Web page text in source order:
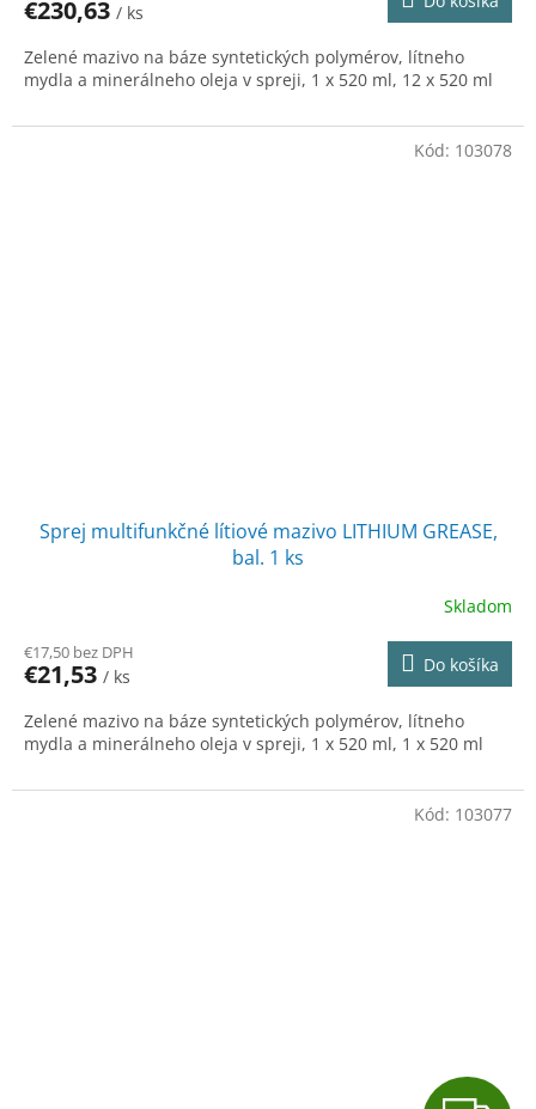
M
O
€230,63 / ks
Zelené mazivo na báze syntetických polymérov, lítneho
mydla a minerálneho oleja v spreji, 1 x 520 ml, 12 x 520 ml
Sprej multifunkčné lítiové mazivo LITHIUM GREASE,
bal. 1 ks
Skladom
€17,50 bez DPH
€21,53 / ks
Do košíka
Zelené mazivo na báze syntetických polymérov, lítneho
mydla a minerálneho oleja v spreji, 1 x 520 ml, 1 x 520 ml
Kód: 103078
Kód: 103077